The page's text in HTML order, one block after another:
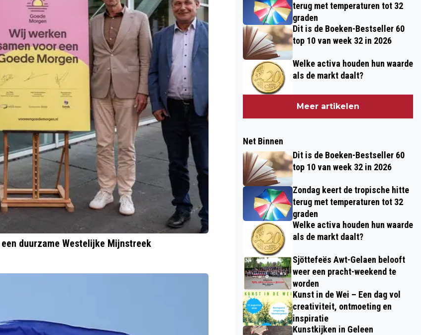
duurzame Westelijke Mijnstreek
terug met temperaturen tot 32
graden
Dit is de Boeken-Bestseller 60
top 10 van week 32 in 2026
Welke activa houden hun waarde
als de markt daalt?
Meer artikelen
Net Binnen
Dit is de Boeken-Bestseller 60
top 10 van week 32 in 2026
Zondag keert de tropische hitte
terug met temperaturen tot 32
graden
Welke activa houden hun waarde
als de markt daalt?
Sjöttefeës Awt-Gelaen belooft
weer een pracht-weekend te
worden
Kunst in de Wei – Een dag vol
creativiteit, ontmoeting en
inspiratie
Kunstkijken in Geleen